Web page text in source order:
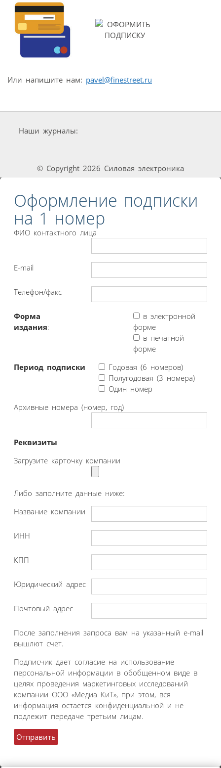
Или напишите нам: pavel@finestreet.ru
Наши журналы:
© Copyright 2026 Силовая электроника
Оформление подписки
на 1 номер
ФИО контактного лица
E-mail
Телефон/факс
Форма
издания:
в электронной
форме
в печатной
форме
Период подписки
Годовая (6 номеров)
Полугодовая (3 номера)
Один номер
Архивные номера (номер, год)
Реквизиты
Загрузите карточку компании
Либо заполните данные ниже:
Название компании
ИНН
КПП
Юридический адрес
Почтовый адрес
После заполнения запроса вам на указанный e-mail
вышлют счет.
Подписчик дает согласие на использование
персональной информации в обобщенном виде в
целях проведения маркетинговых исследований
компании ООО «Медиа КиТ», при этом, вся
информация остается конфиденциальной и не
подлежит передаче третьим лицам.